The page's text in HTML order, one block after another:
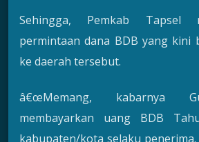
Sehingga, Pemkab Tapsel
permintaan dana BDB yang kini
ke daerah tersebut.
â€œMemang, kabarnya
membayarkan uang BDB
kabupaten/kota selaku